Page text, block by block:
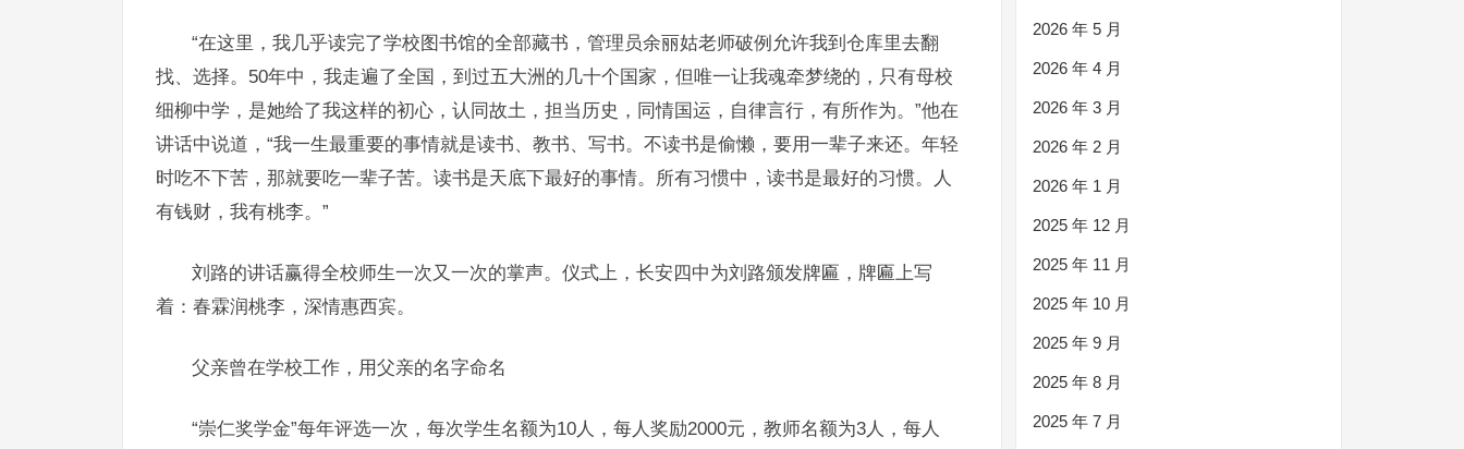
“在这里，我几乎读完了学校图书馆的全部藏书，管理员余丽姑老师破例允许我到仓库里去翻
找、选择。50年中，我走遍了全国，到过五大洲的几十个国家，但唯一让我魂牵梦绕的，只有母校
细柳中学，是她给了我这样的初心，认同故土，担当历史，同情国运，自律言行，有所作为。”他在
讲话中说道，“我一生最重要的事情就是读书、教书、写书。不读书是偷懒，要用一辈子来还。年轻
时吃不下苦，那就要吃一辈子苦。读书是天底下最好的事情。所有习惯中，读书是最好的习惯。人
有钱财，我有桃李。”
刘路的讲话赢得全校师生一次又一次的掌声。仪式上，长安四中为刘路颁发牌匾，牌匾上写
着：春霖润桃李，深情惠西宾。
父亲曾在学校工作，用父亲的名字命名
“崇仁奖学金”每年评选一次，每次学生名额为10人，每人奖励2000元，教师名额为3人，每人
2026 年 5 月
2026 年 4 月
2026 年 3 月
2026 年 2 月
2026 年 1 月
2025 年 12 月
2025 年 11 月
2025 年 10 月
2025 年 9 月
2025 年 8 月
2025 年 7 月